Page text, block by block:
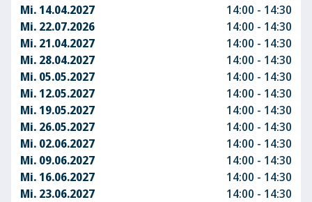
Mi. 14.04.2027
14:00 - 14:30
Mi. 22.07.2026
14:00 - 14:30
Mi. 21.04.2027
14:00 - 14:30
Mi. 28.04.2027
14:00 - 14:30
Mi. 05.05.2027
14:00 - 14:30
Mi. 12.05.2027
14:00 - 14:30
Mi. 19.05.2027
14:00 - 14:30
Mi. 26.05.2027
14:00 - 14:30
Mi. 02.06.2027
14:00 - 14:30
Mi. 09.06.2027
14:00 - 14:30
Mi. 16.06.2027
14:00 - 14:30
Mi. 23.06.2027
14:00 - 14:30